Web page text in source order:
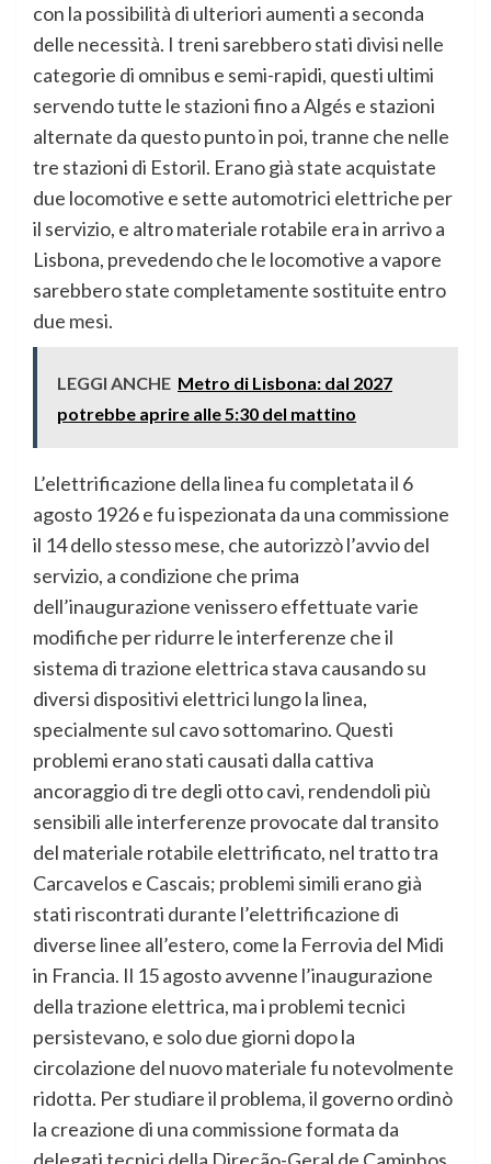
con la possibilità di ulteriori aumenti a seconda
delle necessità. I treni sarebbero stati divisi nelle
categorie di omnibus e semi-rapidi, questi ultimi
servendo tutte le stazioni fino a Algés e stazioni
alternate da questo punto in poi, tranne che nelle
tre stazioni di Estoril. Erano già state acquistate
due locomotive e sette automotrici elettriche per
il servizio, e altro materiale rotabile era in arrivo a
Lisbona, prevedendo che le locomotive a vapore
sarebbero state completamente sostituite entro
due mesi.
LEGGI ANCHE Metro di Lisbona: dal 2027
potrebbe aprire alle 5:30 del mattino
L’elettrificazione della linea fu completata il 6
agosto 1926 e fu ispezionata da una commissione
il 14 dello stesso mese, che autorizzò l’avvio del
servizio, a condizione che prima
dell’inaugurazione venissero effettuate varie
modifiche per ridurre le interferenze che il
sistema di trazione elettrica stava causando su
diversi dispositivi elettrici lungo la linea,
specialmente sul cavo sottomarino. Questi
problemi erano stati causati dalla cattiva
ancoraggio di tre degli otto cavi, rendendoli più
sensibili alle interferenze provocate dal transito
del materiale rotabile elettrificato, nel tratto tra
Carcavelos e Cascais; problemi simili erano già
stati riscontrati durante l’elettrificazione di
diverse linee all’estero, come la Ferrovia del Midi
in Francia. Il 15 agosto avvenne l’inaugurazione
della trazione elettrica, ma i problemi tecnici
persistevano, e solo due giorni dopo la
circolazione del nuovo materiale fu notevolmente
ridotta. Per studiare il problema, il governo ordinò
la creazione di una commissione formata da